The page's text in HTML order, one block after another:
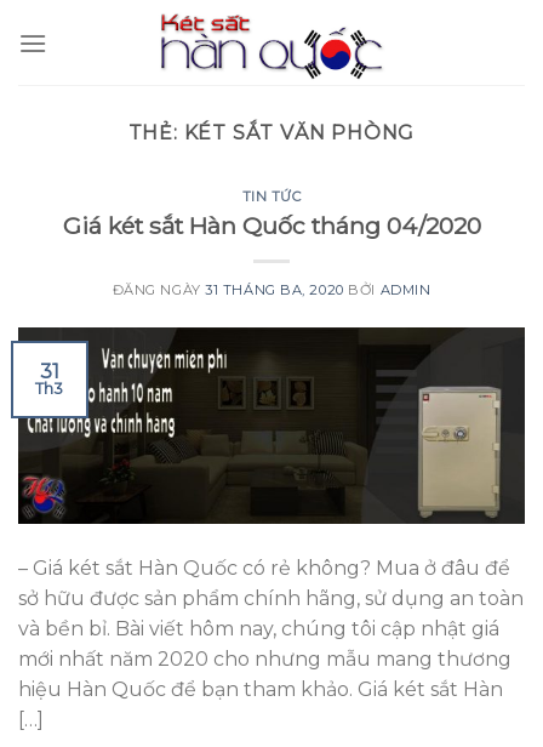
THẺ: KÉT SẮT VĂN PHÒNG
TIN TỨC
Giá két sắt Hàn Quốc tháng 04/2020
ĐĂNG NGÀY31 THÁNG BA, 2020 BỞI ADMIN
31
Th3
– Giá két sắt Hàn Quốc có rẻ không? Mua ở đâu để
sở hữu được sản phẩm chính hãng, sử dụng an toàn
và bền bỉ. Bài viết hôm nay, chúng tôi cập nhật giá
mới nhất năm 2020 cho nhưng mẫu mang thương
hiệu Hàn Quốc để bạn tham khảo. Giá két sắt Hàn
[…]